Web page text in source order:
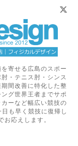
寄せる広島のスポー
・テニス肘・シンス
間改善に特化した整
グ世界王者までサポ
ーなど幅広い競技の
も早く競技に復帰し
お応えします。